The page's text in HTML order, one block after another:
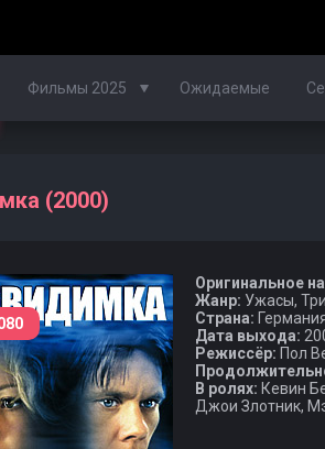
Фильмы 2025
Фильмы 2024
Фильмы 2022
Фильмы 2021
Фильмы 2020
Ожидаемые
(2000)
Оригинальное
Жанр: Ужасы,
Страна:
Дата выхода:
Режиссёр: Пол
В ролях: Кевин
Джои Злотник,